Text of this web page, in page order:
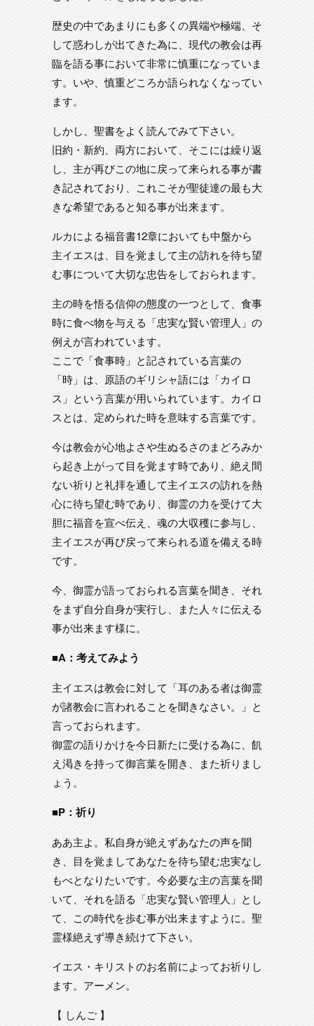
歴史の中であまりにも多くの異端や極端、そ
して惑わしが出てきた為に、現代の教会は再
臨を語る事において非常に慎重になっていま
す。いや、慎重どころか語られなくなってい
ます。
しかし、聖書をよく読んでみて下さい。
旧約・新約、両方において、そこには繰り返
し、主が再びこの地に戻って来られる事が書
き記されており、これこそが聖徒達の最も大
きな希望であると知る事が出来ます。
ルカによる福音書12章においても中盤から
主イエスは、目を覚まして主の訪れを待ち望
む事について大切な忠告をしておられます。
主の時を悟る信仰の態度の一つとして、食事
時に食べ物を与える「忠実な賢い管理人」の
例えが言われています。
ここで「食事時」と記されている言葉の
「時」は、原語のギリシャ語には「カイロ
ス」という言葉が用いられています。カイロ
スとは、定められた時を意味する言葉です。
今は教会が心地よさや生ぬるさのまどろみか
ら起き上がって目を覚ます時であり、絶え間
ない祈りと礼拝を通して主イエスの訪れを熱
心に待ち望む時であり、御霊の力を受けて大
胆に福音を宣べ伝え、魂の大収穫に参与し、
主イエスが再び戻って来られる道を備える時
です。
今、御霊が語っておられる言葉を聞き、それ
をまず自分自身が実行し、また人々に伝える
事が出来ます様に。
■A：考えてみよう
主イエスは教会に対して「耳のある者は御霊
が諸教会に言われることを聞きなさい。」と
言っておられます。
御霊の語りかけを今日新たに受ける為に、飢
え渇きを持って御言葉を開き、また祈りまし
ょう。
■P：祈り
ああ主よ。私自身が絶えずあなたの声を聞
き、目を覚ましてあなたを待ち望む忠実なし
もべとなりたいです。今必要な主の言葉を聞
いて、それを語る「忠実な賢い管理人」とし
て、この時代を歩む事が出来ますように。聖
霊様絶えず導き続けて下さい。
イエス・キリストのお名前によってお祈りし
ます。アーメン。
【 しんご 】